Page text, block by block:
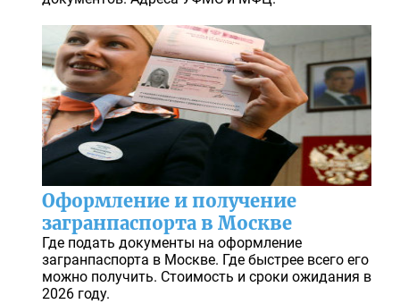
Оформление и получение
загранпаспорта в Москве
Где подать документы на оформление
загранпаспорта в Москве. Где быстрее всего его
можно получить. Стоимость и сроки ожидания в
2026 году.